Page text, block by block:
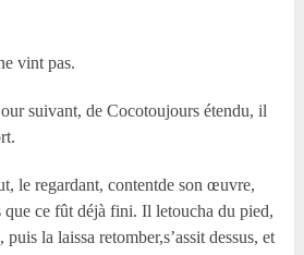
vint pas.
suivant, de Cocotoujours étendu, il
le regardant, contentde son œuvre,
que ce fût déjà fini. Il letoucha du pied,
puis la laissa retomber,s’assit dessus, et